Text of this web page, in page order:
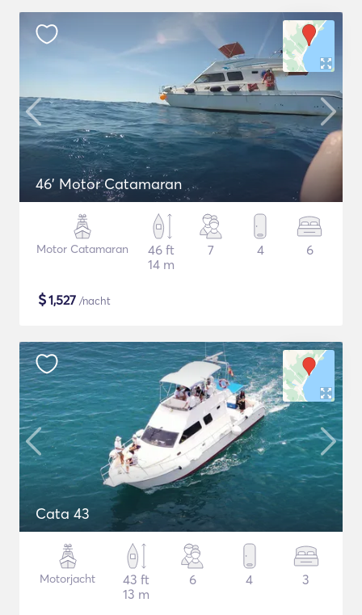
46' Motor Catamaran
Motor Catamaran
46 ft
14 m
7 4 6
$1,527 /nacht
Cata 43
Motorjacht
43 ft
13 m
6 4 3